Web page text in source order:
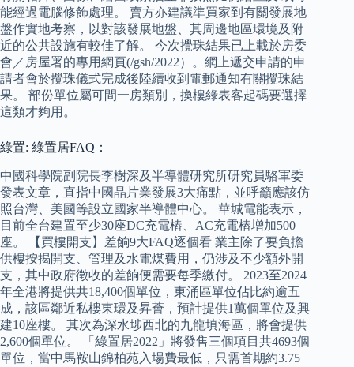
能經過電腦修飾處理。 賣方亦建議準買家到有關發展地
盤作實地考察，以對該發展地盤、其周邊地區環境及附
近的公共設施有較佳了解。 今次攪珠結果已上載於房委
會／房屋署的專用網頁(/gsh/2022）。網上遞交申請的申
請者會於攪珠儀式完成後陸續收到電郵通知有關攪珠結
果。 部份單位屬可間一房類別，換樓綠表客起碼要選擇
這類才夠用。
綠置: 綠置居FAQ：
中國科學院副院長李樹深及半導體研究所研究員駱軍委
發表文章，直指中國晶片業發展3大痛點，並呼籲應該仿
照台灣、美國等設立國家半導體中心。 華城電能表示，
目前全台建置至少30座DC充電樁、AC充電樁增加500
座。 【買樓開支】差餉9大FAQ逐個看 業主除了要負擔
供樓按揭開支、管理及水電煤費用，仍涉及不少額外開
支，其中政府徵收的差餉便需要每季繳付。 2023至2024
年全港將提供共18,400個單位，東涌區單位佔比約逾五
成，該區鄰近私樓東環及昇薈，預計提供1萬個單位及興
建10座樓。 其次為深水埗西北的九龍填海區，將會提供
2,600個單位。 「綠置居2022」將發售三個項目共4693個
單位，當中馬鞍山錦柏苑入場費最低，只需首期約3.75